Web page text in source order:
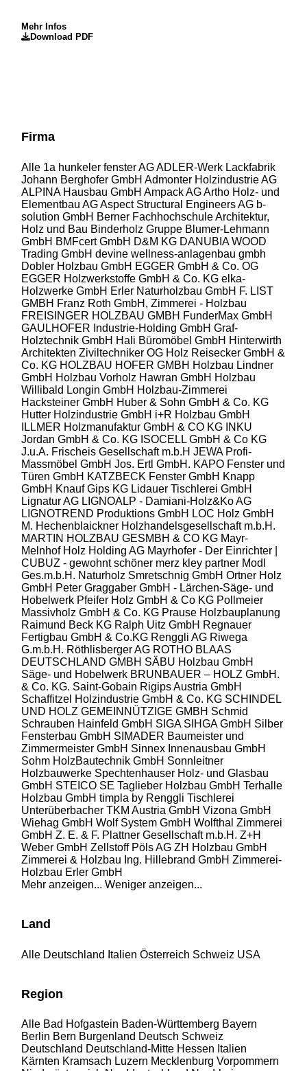
Mehr Infos
Download PDF
Firma
Alle 1a hunkeler fenster AGADLER-Werk Lackfabrik
Johann Berghofer GmbH Admonter Holzindustrie AG
ALPINA Hausbau GmbHAmpack AGArtho Holz- und
Elementbau AGAspect Structural Engineers AG b-
solution GmbH Berner Fachhochschule Architektur,
Holz und Bau Binderholz Gruppe Blumer-Lehmann
GmbH BMFcert GmbH D&M KG DANUBIA WOOD
Trading GmbH devine wellness-anlagenbau gmbh
Dobler Holzbau GmbH EGGER GmbH & Co. OG
EGGER Holzwerkstoffe GmbH & Co. KG elka-
Holzwerke GmbH Erler Naturholzbau GmbH F. LIST
GMBH Franz Roth GmbH, Zimmerei - Holzbau
FREISINGER HOLZBAU GMBH FunderMax GmbH
GAULHOFER Industrie-Holding GmbHGraf-
Holztechnik GmbH Hali Büromöbel GmbH Hinterwirth
Architekten Ziviltechniker OG Holz Reisecker GmbH &
Co. KG HOLZBAU HOFER GMBH Holzbau Lindner
GmbH Holzbau Vorholz Hawran GmbH Holzbau
Willibald Longin GmbH Holzbau-Zimmerei
Hacksteiner GmbH Huber & Sohn GmbH & Co. KG
Hutter Holzindustrie GmbH i+R Holzbau GmbH
ILLMER Holzmanufaktur GmbH & CO KG INKU
Jordan GmbH & Co. KG ISOCELL GmbH & Co KG
J.u.A. Frischeis Gesellschaft m.b.H JEWA Profi-
Massmöbel GmbH Jos. Ertl GmbH. KAPO Fenster und
Türen GmbH KATZBECK Fenster GmbH Knapp
GmbH Knauf Gips KG Lidauer Tischlerei GmbH
Lignatur AG LIGNOALP - Damiani-Holz&Ko AG
LIGNOTREND Produktions GmbH LOC Holz GmbH
M. Hechenblaickner Holzhandelsgesellschaft m.b.H.
MARTIN HOLZBAU GESMBH & CO KG Mayr-
Melnhof Holz Holding AG Mayrhofer - Der Einrichter |
CUBUZ - gewohnt schöner merz kley partner Modl
Ges.m.b.H. Naturholz Smretschnig GmbH Ortner Holz
GmbH Peter Graggaber GmbH - Lärchen-Säge- und
Hobelwerk Pfeifer Holz GmbH & Co KG Pollmeier
Massivholz GmbH & Co. KG Prause Holzbauplanung
Raimund Beck KG Ralph Uitz GmbH Regnauer
Fertigbau GmbH & Co.KG Renggli AG Riwega
G.m.b.H. Röthlisberger AG ROTHO BLAAS
DEUTSCHLAND GMBH SÄBU Holzbau GmbH
Säge- und Hobelwerk BRUNBAUER – HOLZ GmbH.
& Co. KG. Saint-Gobain Rigips Austria GmbH
Schaffitzel Holzindustrie GmbH & Co. KG SCHINDEL
UND HOLZ GEMEINNÜTZIGE GMBH Schmid
Schrauben Hainfeld GmbH SIGA SIHGA GmbH Silber
Fensterbau GmbH SIMADER Baumeister und
Zimmermeister GmbH Sinnex Innenausbau GmbH
Sohm HolzBautechnik GmbH Sonnleitner
Holzbauwerke Spechtenhauser Holz- und Glasbau
GmbH STEICO SE Taglieber Holzbau GmbH Terhalle
Holzbau GmbH timpla by Renggli Tischlerei
Unterüberbacher TKM Austria GmbH Vizona GmbH
Wiehag GmbH Wolf System GmbH Wolfthal Zimmerei
GmbH Z. E. & F. Plattner Gesellschaft m.b.H. Z+H
Weber GmbH Zellstoff Pöls AG ZH Holzbau GmbH
Zimmerei & Holzbau Ing. Hillebrand GmbH Zimmerei-
Holzbau Erler GmbH
Mehr anzeigen... Weniger anzeigen...
Land
Alle Deutschland Italien Österreich Schweiz USA
Region
Alle Bad Hofgastein Baden-Württemberg Bayern
Berlin Bern Burgenland Deutsch Schweiz
Deutschland Deutschland-Mitte Hessen Italien
Kärnten Kramsach Luzern Mecklenburg Vorpommern